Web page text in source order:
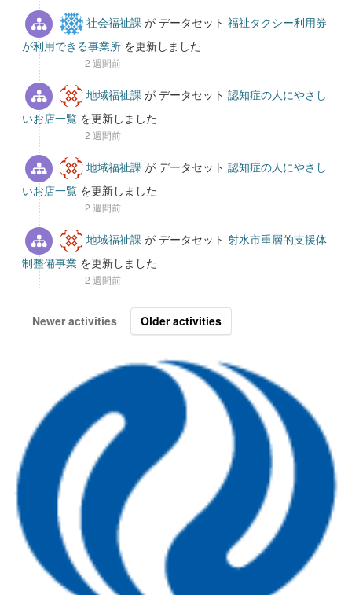
社会福祉課 が データセット 福祉タクシー利用券
が利用できる事業所 を更新しました
2 週間前
地域福祉課 が データセット 認知症の人にやさし
いお店一覧 を更新しました
2 週間前
地域福祉課 が データセット 認知症の人にやさし
いお店一覧 を更新しました
2 週間前
地域福祉課 が データセット 射水市重層的支援体
制整備事業 を更新しました
2 週間前
Newer activities Older activities